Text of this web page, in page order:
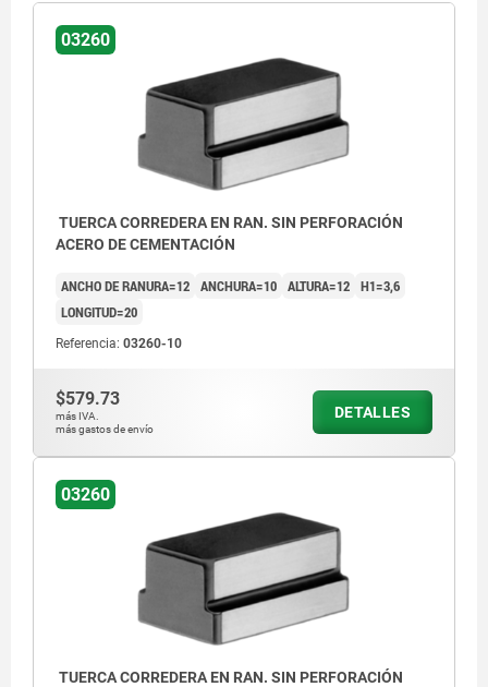
03260
TUERCA CORREDERA EN RAN. SIN PERFORACIÓN
ACERO DE CEMENTACIÓN
ANCHO DE RANURA=12 ANCHURA=10 ALTURA=12 H1=3,6
LONGITUD=20
Referencia: 03260-10
$579.73
más IVA.
más gastos de envío
DETALLES
03260
TUERCA CORREDERA EN RAN. SIN PERFORACIÓN